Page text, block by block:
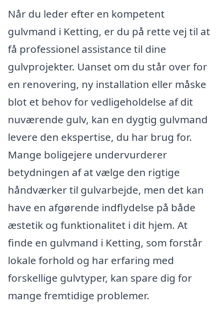
Når du leder efter en kompetent
gulvmand i Ketting, er du på rette vej til at
få professionel assistance til dine
gulvprojekter. Uanset om du står over for
en renovering, ny installation eller måske
blot et behov for vedligeholdelse af dit
nuværende gulv, kan en dygtig gulvmand
levere den ekspertise, du har brug for.
Mange boligejere undervurderer
betydningen af at vælge den rigtige
håndværker til gulvarbejde, men det kan
have en afgørende indflydelse på både
æstetik og funktionalitet i dit hjem. At
finde en gulvmand i Ketting, som forstår
lokale forhold og har erfaring med
forskellige gulvtyper, kan spare dig for
mange fremtidige problemer.